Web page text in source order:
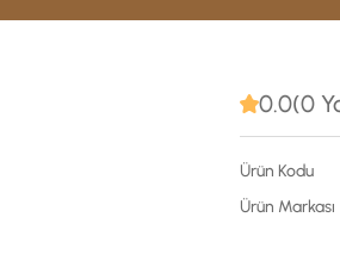
0.0(0
Ürün Kodu
Ürün Markası